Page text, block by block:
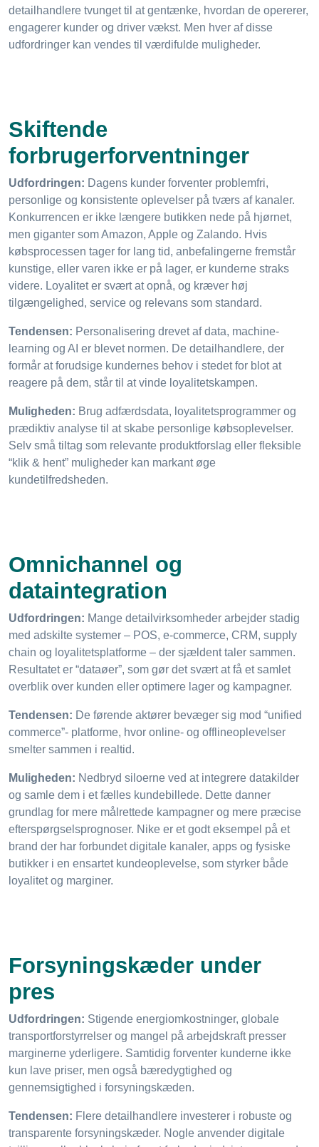
detailhandlere tvunget til at gentænke, hvordan de opererer,
engagerer kunder og driver vækst. Men hver af disse
udfordringer kan vendes til værdifulde muligheder.
Skiftende
forbrugerforventninger
Udfordringen: Dagens kunder forventer problemfri,
personlige og konsistente oplevelser på tværs af kanaler.
Konkurrencen er ikke længere butikken nede på hjørnet,
men giganter som Amazon, Apple og Zalando. Hvis
købsprocessen tager for lang tid, anbefalingerne fremstår
kunstige, eller varen ikke er på lager, er kunderne straks
videre. Loyalitet er svært at opnå, og kræver høj
tilgængelighed, service og relevans som standard.
Tendensen: Personalisering drevet af data, machine-
learning og AI er blevet normen. De detailhandlere, der
formår at forudsige kundernes behov i stedet for blot at
reagere på dem, står til at vinde loyalitetskampen.
Muligheden: Brug adfærdsdata, loyalitetsprogrammer og
prædiktiv analyse til at skabe personlige købsoplevelser.
Selv små tiltag som relevante produktforslag eller fleksible
“klik & hent” muligheder kan markant øge
kundetilfredsheden.
Omnichannel og
dataintegration
Udfordringen: Mange detailvirksomheder arbejder stadig
med adskilte systemer – POS, e-commerce, CRM, supply
chain og loyalitetsplatforme – der sjældent taler sammen.
Resultatet er “dataøer”, som gør det svært at få et samlet
overblik over kunden eller optimere lager og kampagner.
Tendensen: De førende aktører bevæger sig mod “unified
commerce”- platforme, hvor online- og offlineoplevelser
smelter sammen i realtid.
Muligheden: Nedbryd siloerne ved at integrere datakilder
og samle dem i et fælles kundebillede. Dette danner
grundlag for mere målrettede kampagner og mere præcise
efterspørgselsprognoser. Nike er et godt eksempel på et
brand der har forbundet digitale kanaler, apps og fysiske
butikker i en ensartet kundeoplevelse, som styrker både
loyalitet og marginer.
Forsyningskæder under
pres
Udfordringen: Stigende energiomkostninger, globale
transportforstyrrelser og mangel på arbejdskraft presser
marginerne yderligere. Samtidig forventer kunderne ikke
kun lave priser, men også bæredygtighed og
gennemsigtighed i forsyningskæden.
Tendensen: Flere detailhandlere investerer i robuste og
transparente forsyningskæder. Nogle anvender digitale